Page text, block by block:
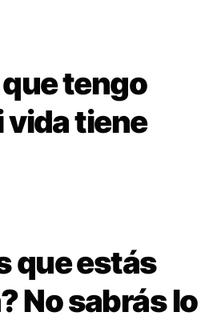
tengo
vida tiene
que estás
No sabrás lo